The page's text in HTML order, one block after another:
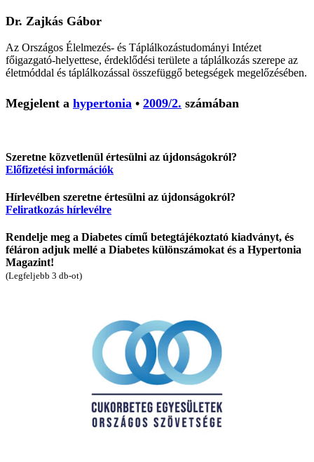
Dr. Zajkás Gábor
Az Országos Élelmezés- és Táplálkozástudományi Intézet
főigazgató-helyettese, érdeklődési területe a táplálkozás szerepe az
életmóddal és táplálkozással összefüggő betegségek megelőzésében.
Megjelent a hypertonia • 2009/2. számában
Szeretne közvetlenül értesülni az újdonságokról?
Előfizetési információk
Hírlevélben szeretne értesülni az újdonságokról?
Feliratkozás hírlevélre
Rendelje meg a Diabetes című betegtájékoztató kiadványt, és
féláron adjuk mellé a Diabetes különszámokat és a Hypertonia
Magazint!
(Legfeljebb 3 db-ot)